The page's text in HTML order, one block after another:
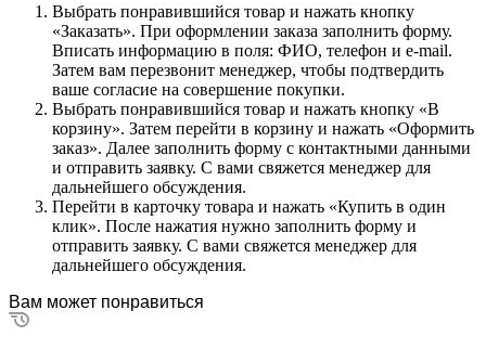
Выбрать понравившийся товар и нажать кнопку
«Заказать». При оформлении заказа заполнить форму.
Вписать информацию в поля: ФИО, телефон и e-mail.
Затем вам перезвонит менеджер, чтобы подтвердить
ваше согласие на совершение покупки.
Выбрать понравившийся товар и нажать кнопку «В
корзину». Затем перейти в корзину и нажать «Оформить
заказ». Далее заполнить форму с контактными данными
и отправить заявку. С вами свяжется менеджер для
дальнейшего обсуждения.
Перейти в карточку товара и нажать «Купить в один
клик». После нажатия нужно заполнить форму и
отправить заявку. С вами свяжется менеджер для
дальнейшего обсуждения.
Вам может понравиться